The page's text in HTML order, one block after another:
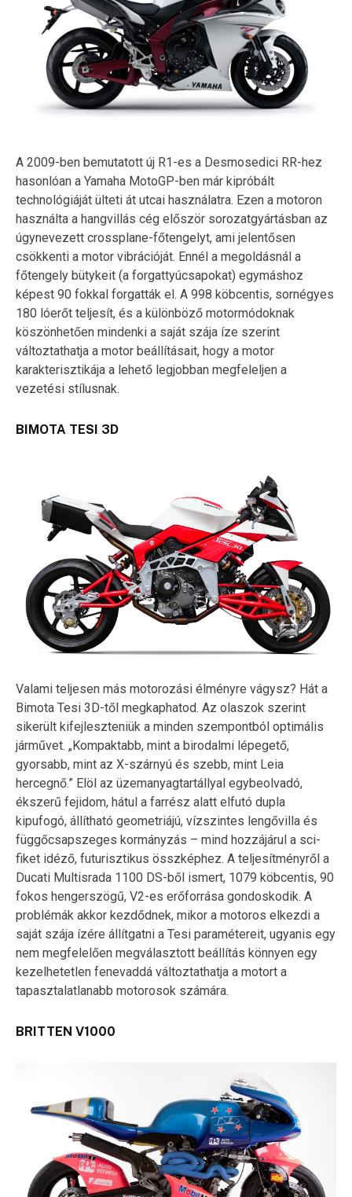
A 2009-ben bemutatott új R1-es a Desmosedici RR-hez
hasonlóan a Yamaha MotoGP-ben már kipróbált
technológiáját ülteti át utcai használatra. Ezen a motoron
használta a hangvillás cég először sorozatgyártásban az
úgynevezett crossplane-főtengelyt, ami jelentősen
csökkenti a motor vibrációját. Ennél a megoldásnál a
főtengely bütykeit (a forgattyúcsapokat) egymáshoz
képest 90 fokkal forgatták el. A 998 köbcentis, sornégyes
180 lóerőt teljesít, és a különböző motormódoknak
köszönhetően mindenki a saját szája íze szerint
változtathatja a motor beállításait, hogy a motor
karakterisztikája a lehető legjobban megfeleljen a
vezetési stílusnak.
BIMOTA TESI 3D
Valami teljesen más motorozási élményre vágysz? Hát a
Bimota Tesi 3D-től megkaphatod. Az olaszok szerint
sikerült kifejleszteniük a minden szempontból optimális
járművet. „Kompaktabb, mint a birodalmi lépegető,
gyorsabb, mint az X-szárnyú és szebb, mint Leia
hercegnő.” Elöl az üzemanyagtartállyal egybeolvadó,
ékszerű fejidom, hátul a farrész alatt elfutó dupla
kipufogó, állítható geometriájú, vízszintes lengővilla és
függőcsapszeges kormányzás – mind hozzájárul a sci-
fiket idéző, futurisztikus összképhez. A teljesítményről a
Ducati Multisrada 1100 DS-ből ismert, 1079 köbcentis, 90
fokos hengerszögű, V2-es erőforrása gondoskodik. A
problémák akkor kezdődnek, mikor a motoros elkezdi a
saját szája ízére állítgatni a Tesi paramétereit, ugyanis egy
nem megfelelően megválasztott beállítás könnyen egy
kezelhetetlen fenevaddá változtathatja a motort a
tapasztalatlanabb motorosok számára.
BRITTEN V1000